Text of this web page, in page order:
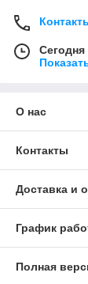
Сегодня
О нас
Контакты
Доставка и
График
Полная